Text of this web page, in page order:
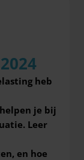
heb
je bij
Leer
en hoe